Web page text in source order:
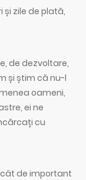
zile de plată,
de dezvoltare,
și știm că nu-l
oameni,
ei ne
cu
de important